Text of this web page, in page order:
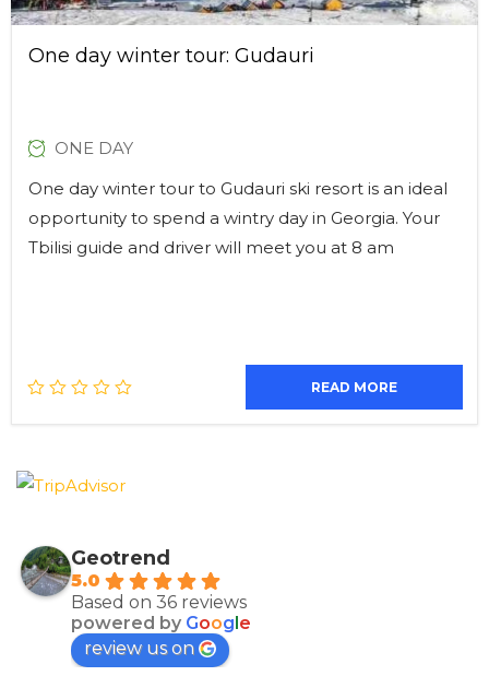
One day winter tour: Gudauri
ONE DAY
One day winter tour to Gudauri ski resort is an ideal
opportunity to spend a wintry day in Georgia. Your
Tbilisi guide and driver will meet you at 8 am
READ MORE
Geotrend
5.0
Based on 36 reviews
powered by Google
review us on